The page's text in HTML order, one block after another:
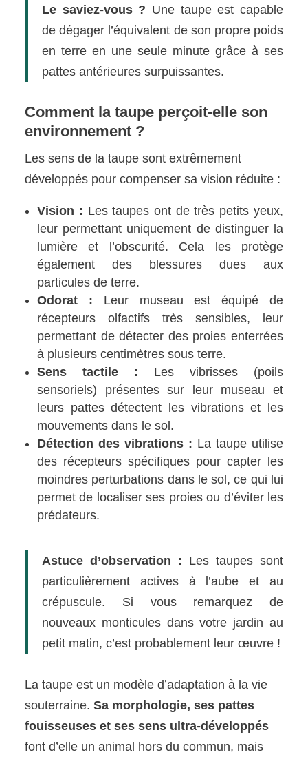
Le saviez-vous ? Une taupe est capable
de dégager l’équivalent de son propre poids
en terre en une seule minute grâce à ses
pattes antérieures surpuissantes.
Comment la taupe perçoit-elle son
environnement ?
Les sens de la taupe sont extrêmement
développés pour compenser sa vision réduite :
Vision : Les taupes ont de très petits yeux,
leur permettant uniquement de distinguer la
lumière et l’obscurité. Cela les protège
également des blessures dues aux
particules de terre.
Odorat : Leur museau est équipé de
récepteurs olfactifs très sensibles, leur
permettant de détecter des proies enterrées
à plusieurs centimètres sous terre.
Sens tactile : Les vibrisses (poils
sensoriels) présentes sur leur museau et
leurs pattes détectent les vibrations et les
mouvements dans le sol.
Détection des vibrations : La taupe utilise
des récepteurs spécifiques pour capter les
moindres perturbations dans le sol, ce qui lui
permet de localiser ses proies ou d’éviter les
prédateurs.
Astuce d’observation : Les taupes sont
particulièrement actives à l’aube et au
crépuscule. Si vous remarquez de
nouveaux monticules dans votre jardin au
petit matin, c’est probablement leur œuvre !
La taupe est un modèle d’adaptation à la vie
souterraine.Sa morphologie, ses pattes
fouisseuses et ses sens ultra-développés
font d’elle un animal hors du commun, mais